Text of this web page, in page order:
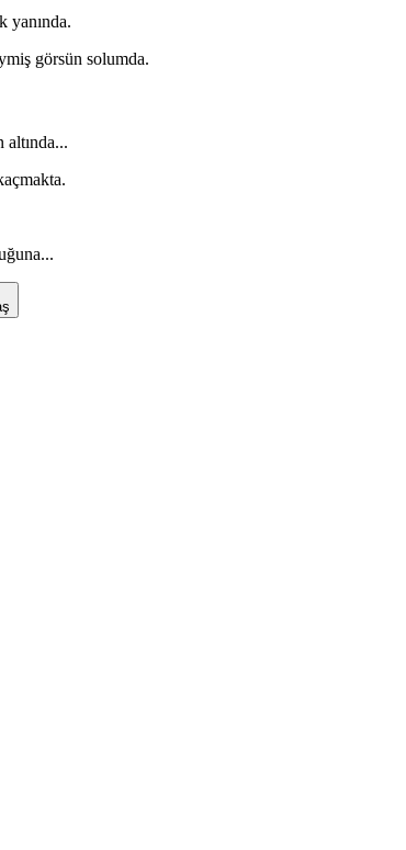
yanında.
görsün solumda.
altında...